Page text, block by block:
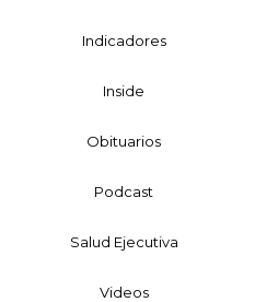
Indicadores
Inside
Obituarios
Podcast
Salud Ejecutiva
Videos